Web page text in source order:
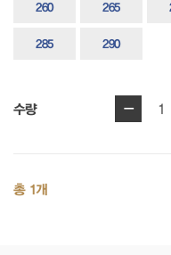
260 265
285 290
수량 - 1
총 1개